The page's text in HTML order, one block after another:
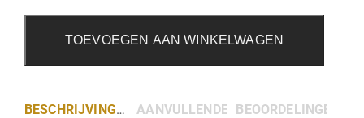
TOEVOEGEN AAN WINKELWAGEN
BESCHRIJVING AANVULLENDE INFORMATIE
BEOORDELINGEN (0)